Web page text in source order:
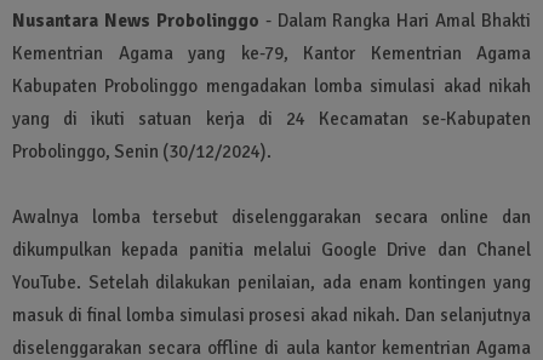
Nusantara News Probolinggo - Dalam Rangka Hari Amal Bhakti
Kementrian Agama yang ke-79, Kantor Kementrian Agama
Kabupaten Probolinggo mengadakan lomba simulasi akad nikah
yang di ikuti satuan kerja di 24 Kecamatan se-Kabupaten
Probolinggo, Senin (30/12/2024).
Awalnya lomba tersebut diselenggarakan secara online dan
dikumpulkan kepada panitia melalui Google Drive dan Chanel
YouTube. Setelah dilakukan penilaian, ada enam kontingen yang
masuk di final lomba simulasi prosesi akad nikah. Dan selanjutnya
diselenggarakan secara offline di aula kantor kementrian Agama